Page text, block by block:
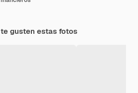
gusten estas fotos